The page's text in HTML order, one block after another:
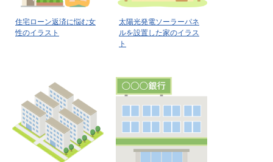
住宅ローン返済に悩む女
性のイラスト
太陽光発電ソーラーパネ
ルを設置した家のイラス
ト